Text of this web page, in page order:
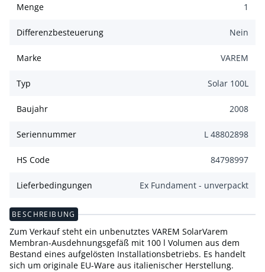
Menge 1
Differenzbesteuerung Nein
Marke VAREM
Typ Solar 100L
Baujahr 2008
Seriennummer L 48802898
HS Code 84798997
Lieferbedingungen Ex Fundament - unverpackt
BESCHREIBUNG
Zum Verkauf steht ein unbenutztes VAREM SolarVarem
Membran-Ausdehnungsgefäß mit 100 l Volumen aus dem
Bestand eines aufgelösten Installationsbetriebs. Es handelt
sich um originale EU-Ware aus italienischer Herstellung.